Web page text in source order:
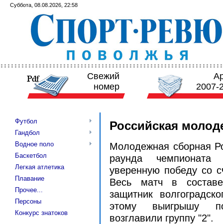
Суббота, 08.08.2026, 22:58
Свежий
номер
2007-
Футбол
Гандбол
Водное поло
Баскетбол
Легкая атлетика
Плавание
Прочее...
Персоны
Конкурс знатоков
Российская
Молодежная сборная
раунда
уверенную победу со
Весь матч в
защитник
этому выигрышу
возглавили группу "2".